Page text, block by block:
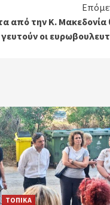
από την Κ. Μακεδονία
γευτούν οι
ΤΟΠΙΚΑ